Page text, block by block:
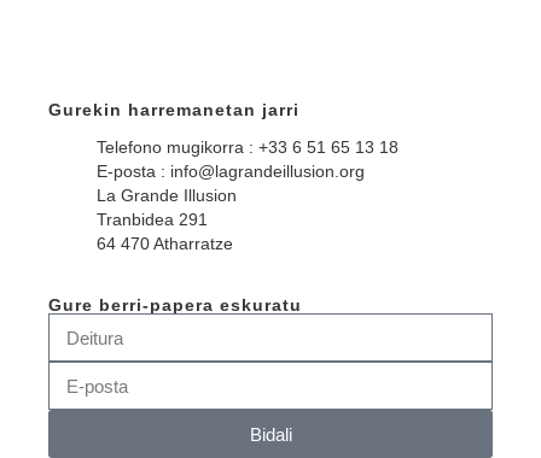
Gurekin harremanetan jarri
Telefono mugikorra : +33 6 51 65 13 18
E-posta : info@lagrandeillusion.org
La Grande Illusion
Tranbidea 291
64 470 Atharratze
Gure berri-papera eskuratu
Bidali